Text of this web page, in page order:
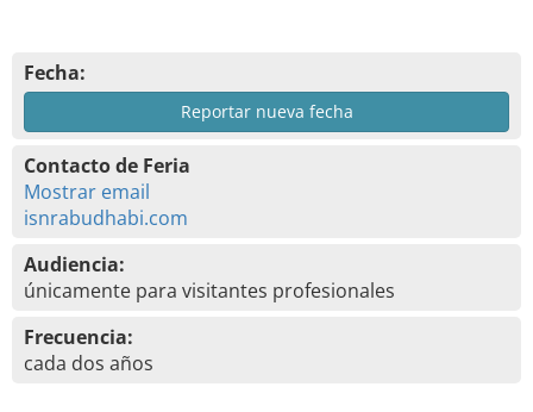
Fecha:
Reportar nueva fecha
Contacto de Feria
Mostrar email
isnrabudhabi.com
Audiencia:
únicamente para visitantes profesionales
Frecuencia:
cada dos años